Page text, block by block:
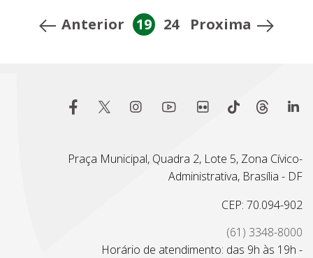
Anterior 19 24 Proxima
Praça Municipal, Quadra 2, Lote 5, Zona Cívico-
Administrativa, Brasília - DF
CEP: 70.094-902
(61) 3348-8000
Horário de atendimento: das 9h às 19h -